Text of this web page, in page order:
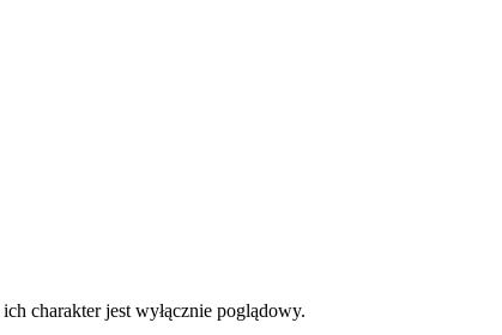
charakter jest wyłącznie poglądowy.